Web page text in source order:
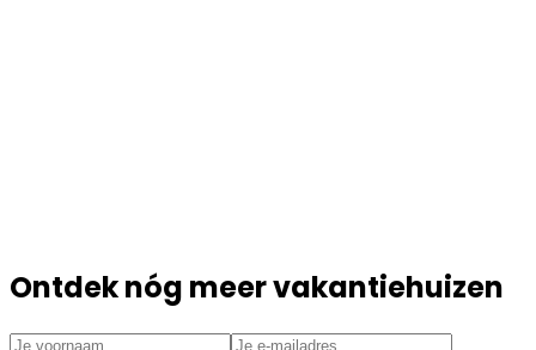
Ontdek nóg meer vakantiehuizen